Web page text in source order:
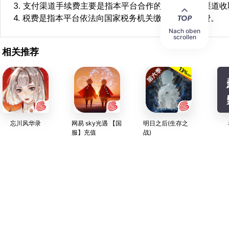
3. 支付渠道手续费主要是指本平台合作的第三方支付渠道
4. 税费是指本平台依法向国家税务机关缴纳的各项税费。
相关推荐
忘川风华录
网易 sky光遇 【国
服】充值
明日之后(生存之
战)
Nach oben
scrollen